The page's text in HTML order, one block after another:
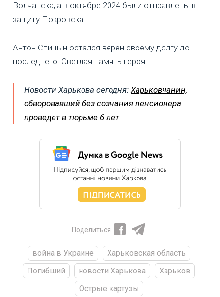
Волчанска, а в октябре 2024 были отправлены в
защиту Покровска.
Антон Спицын остался верен своему долгу до
последнего. Светлая память героя.
Новости Харькова сегодня: Харьковчанин,
обворовавший без сознания пенсионера
проведет в тюрьме 6 лет
Поделиться
война в Украине
Харьковская область
Погибший
новости Харькова
Харьков
Острые картузы